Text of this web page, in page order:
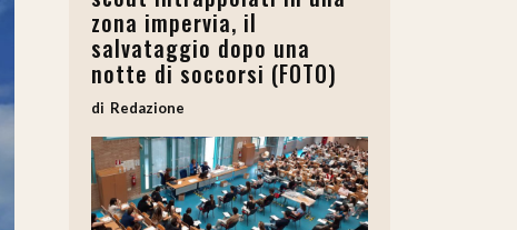
zona impervia, il
salvataggio dopo una
notte di soccorsi (FOTO)
Redazione